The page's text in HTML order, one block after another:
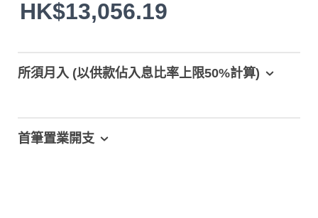
HK$13,056.19
所須月入 (以供款佔入息比率上限50%計算)
首筆置業開支